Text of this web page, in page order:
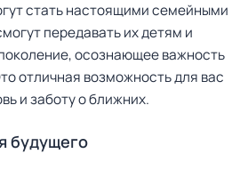
стать настоящими семейными
передавать их детям и
осознающее важность
отличная возможность для вас
и заботу о ближних.
будущего